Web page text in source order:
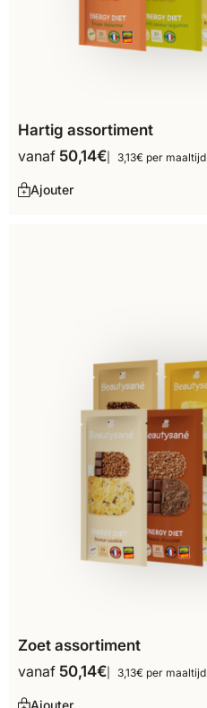
Hartig assortiment
vanaf 50,14€ 3,13€ per maaltijd
Ajouter
Zoet assortiment
vanaf 50,14€ 3,13€ per maaltijd
Ajouter